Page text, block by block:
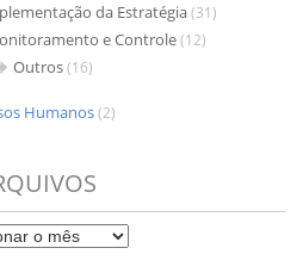
da Estratégia(31)
e Controle(12)
Outros(16)
Humanos(2)